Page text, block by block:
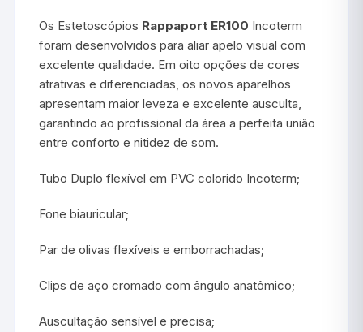
Os Estetoscópios Rappaport ER100 Incoterm
foram desenvolvidos para aliar apelo visual com
excelente qualidade. Em oito opções de cores
atrativas e diferenciadas, os novos aparelhos
apresentam maior leveza e excelente ausculta,
garantindo ao profissional da área a perfeita união
entre conforto e nitidez de som.
Tubo Duplo flexível em PVC colorido Incoterm;
Fone biauricular;
Par de olivas flexíveis e emborrachadas;
Clips de aço cromado com ângulo anatômico;
Auscultação sensível e precisa;